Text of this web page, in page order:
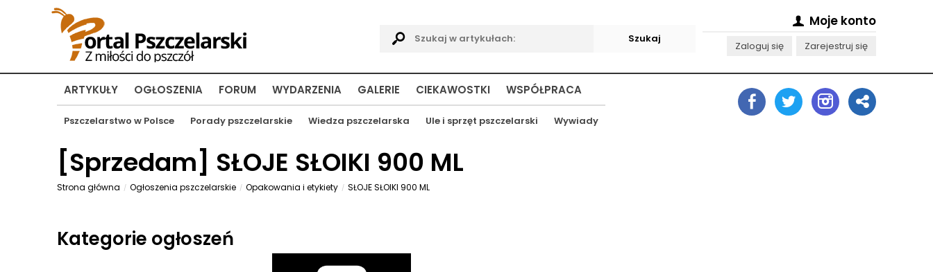
Moje konto
Zaloguj się Zarejestruj się
ARTYKUŁY
Pszczelarstwo w Polsce Porady pszczelarskie Wiedza pszczelarska Ule i sprzęt pszczelarski Wywiady
OGŁOSZENIA FORUM WYDARZENIA GALERIE CIEKAWOSTKI WSPÓŁPRACA
[Sprzedam] SŁOJE SŁOIKI 900 ML
Strona główna Ogłoszenia pszczelarskie Opakowania i etykiety SŁOJE SŁOIKI 900 ML
Kategorie ogłoszeń